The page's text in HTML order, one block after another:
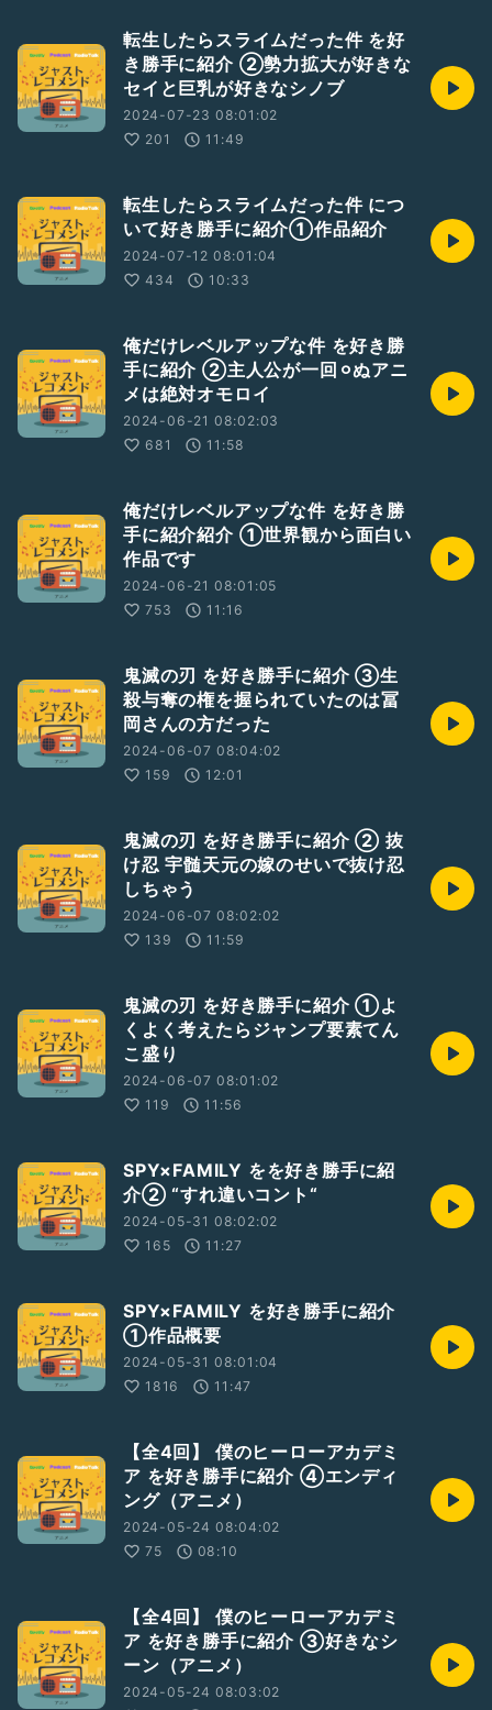
転生したらスライムだった件 を好
き勝手に紹介 ②勢力拡大が好きな
セイと巨乳が好きなシノブ
2024-07-23 08:01:02
201
11:49
転生したらスライムだった件 につ
いて好き勝手に紹介①作品紹介
2024-07-12 08:01:04
434
10:33
俺だけレベルアップな件 を好き勝
手に紹介 ②主人公が一回⚪︎ぬアニ
メは絶対オモロイ
2024-06-21 08:02:03
681
11:58
俺だけレベルアップな件 を好き勝
手に紹介紹介 ①世界観から面白い
作品です
2024-06-21 08:01:05
753
11:16
鬼滅の刃 を好き勝手に紹介 ③生
殺与奪の権を握られていたのは冨
岡さんの方だった
2024-06-07 08:04:02
159
12:01
鬼滅の刃 を好き勝手に紹介 ② 抜
け忍 宇髄天元の嫁のせいで抜け忍
しちゃう
2024-06-07 08:02:02
139
11:59
鬼滅の刃 を好き勝手に紹介 ①よ
くよく考えたらジャンプ要素てん
こ盛り
2024-06-07 08:01:02
119
11:56
SPY×FAMILY をを好き勝手に紹
介② “すれ違いコント“
2024-05-31 08:02:02
165
11:27
SPY×FAMILY を好き勝手に紹介
①作品概要
2024-05-31 08:01:04
1816
11:47
【全4回】 僕のヒーローアカデミ
ア を好き勝手に紹介 ④エンディ
ング（アニメ）
2024-05-24 08:04:02
75
08:10
【全4回】 僕のヒーローアカデミ
ア を好き勝手に紹介 ③好きなシ
ーン（アニメ）
2024-05-24 08:03:02